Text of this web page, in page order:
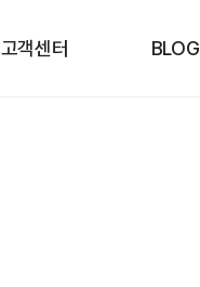
고객센터 BLOG